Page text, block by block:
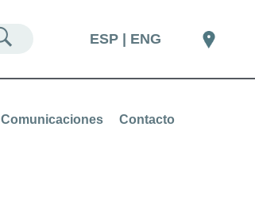
ESP | ENG
Comunicaciones Contacto